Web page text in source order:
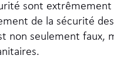
sont extrêmement
de la sécurité des
non seulement faux,